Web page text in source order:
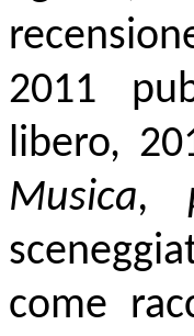
2011
libero,
Musica,
come